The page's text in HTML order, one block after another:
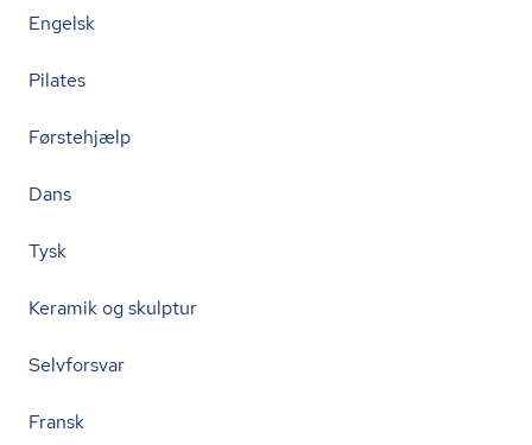
Engelsk
Pilates
Førstehjælp
Dans
Tysk
Keramik og skulptur
Selvforsvar
Fransk